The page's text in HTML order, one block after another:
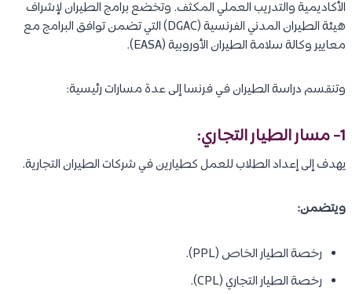
الأكاديمية والتدريب العملي المكثف. وتخضع برامج الطيران لإشراف
هيئة الطيران المدني الفرنسية (DGAC) التي تضمن توافق البرامج مع
معايير وكالة سلامة الطيران الأوروبية (EASA).
وتنقسم دراسة الطيران في فرنسا إلى عدة مسارات رئيسية:
1- مسار الطيار التجاري:
يهدف إلى إعداد الطلاب للعمل كطيارين في شركات الطيران التجارية.
ويتضمن:
رخصة الطيار الخاص (PPL).
رخصة الطيار التجاري (CPL).